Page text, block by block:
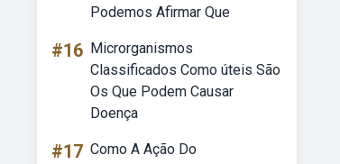
Podemos Afirmar Que
#16 Microrganismos
Classificados Como úteis São
Os Que Podem Causar
Doença
#17 Como A Ação Do